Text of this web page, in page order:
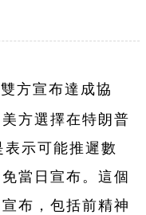
方宣布達成協
美方選擇在特朗普
示可能推遲數
當日宣布。這個
布，包括前精神